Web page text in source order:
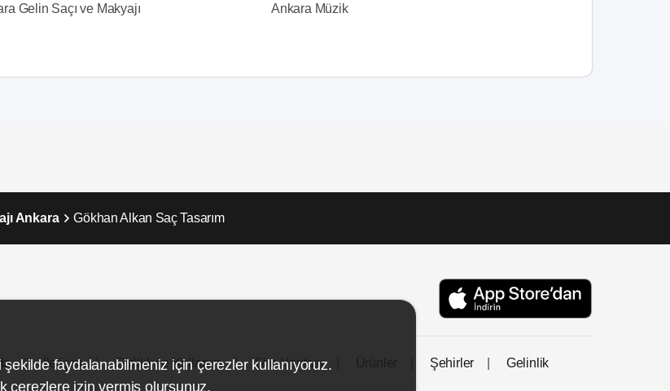
Gelin Saçı ve Makyajı
Ankara Müzik
Ankara Gökhan Alkan Saç Tasarım
İletişim Gizlilik ve Kullanım Site Haritası Şehirler Gelinlik
faydalanabilmeniz için çerezler kullanıyoruz.
çerezlere izin vermiş olursunuz.